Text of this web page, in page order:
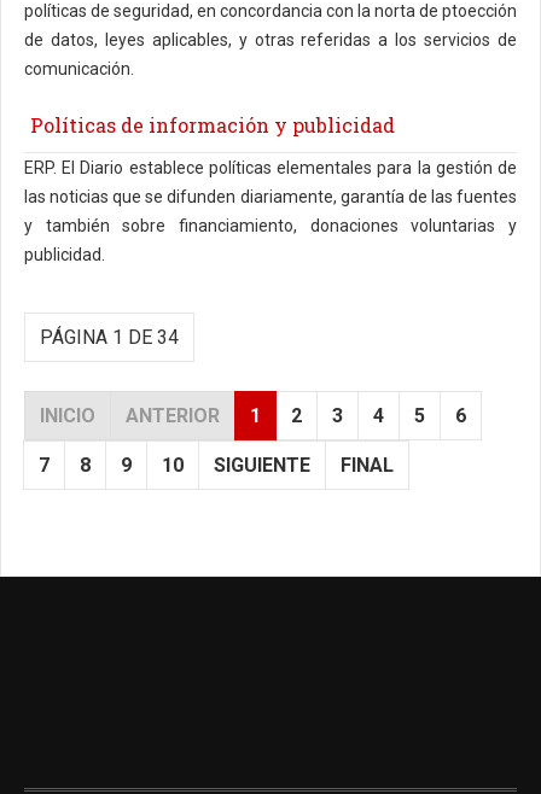
políticas de seguridad, en concordancia con la norta de ptoección
de datos, leyes aplicables, y otras referidas a los servicios de
comunicación.
Políticas de información y publicidad
ERP. El Diario establece políticas elementales para la gestión de
las noticias que se difunden diariamente, garantía de las fuentes
y también sobre financiamiento, donaciones voluntarias y
publicidad.
PÁGINA 1 DE 34
INICIO ANTERIOR 1 2 3 4 5 6
7 8 9 10 SIGUIENTE FINAL